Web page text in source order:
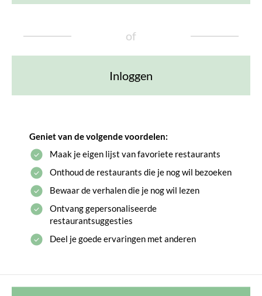
of
Inloggen
Geniet van de volgende voordelen:
Maak je eigen lijst van favoriete restaurants
Onthoud de restaurants die je nog wil bezoeken
Bewaar de verhalen die je nog wil lezen
Ontvang gepersonaliseerde
restaurantsuggesties
Deel je goede ervaringen met anderen